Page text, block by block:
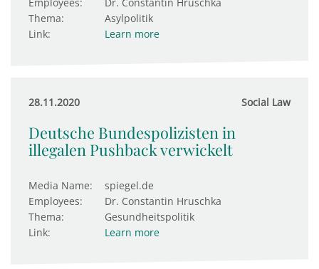
Thema:
Asylpolitik
Link:
Learn more
28.11.2020 Social Law
Deutsche Bundespolizisten in
illegalen Pushback verwickelt
Media Name:
spiegel.de
Employees:
Dr. Constantin Hruschka
Thema:
Gesundheitspolitik
Link:
Learn more